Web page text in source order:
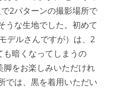
2パターンの撮影場所で
うな生地でした。初めて
デルさんですが）は、2
暗くなってしまうの
をお楽しみいただけれ
では、黒を着用いただい